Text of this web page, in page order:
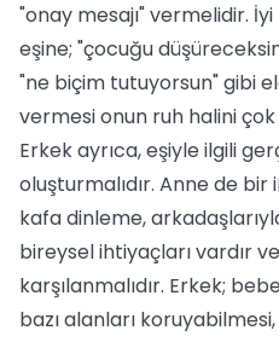
"onay mesajı" vermelidir.
eşine; "çocuğu
"ne biçim tutuyorsun" gibi
vermesi onun ruh halini
Erkek ayrıca, eşiyle ilgili
oluşturmalıdır. Anne de bir
kafa dinleme,
bireysel ihtiyaçları vardır
karşılanmalıdır. Erkek;
bazı alanları